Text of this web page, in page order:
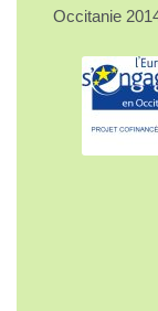
Occitanie